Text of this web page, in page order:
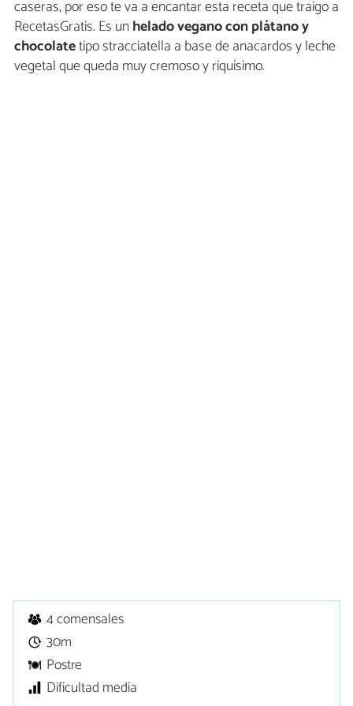
caseras, por eso te va a encantar esta receta que traigo a
RecetasGratis. Es unhelado vegano con plátano y
chocolatetipo stracciatella a base de anacardos y leche
vegetal que queda muy cremoso y riquísimo.
4 comensales
30m
Postre
Dificultad media